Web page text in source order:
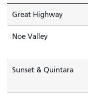
Great Highway
Noe Valley
Sunset & Quintara